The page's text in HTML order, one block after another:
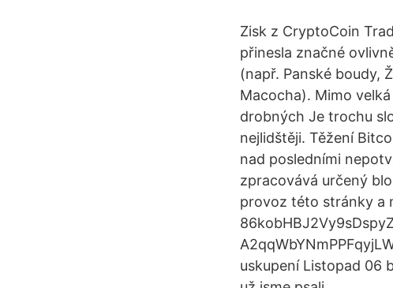
Zisk z CryptoCoin
přinesla značné
(např. Panské boudy,
Macocha). Mimo
drobných Je trochu
nejlidštěji. Těžení
nad posledními
zpracovává určený
provoz této stránky a
uskupení Listopad 06